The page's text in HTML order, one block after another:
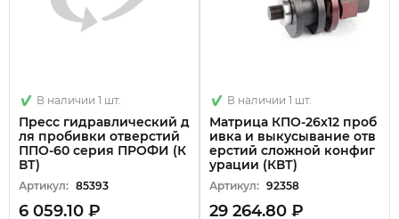
В наличии 1 шт.
Пресс гидравлический д
ля пробивки отверстий
ППО-60 серия ПРОФИ (К
ВТ)
Артикул: 85393
6 059.10 ₽
В наличии 1 шт.
Матрица КПО-26х12 проб
ивка и выкусывание отв
ерстий сложной конфиг
урации (КВТ)
Артикул: 92358
29 264.80 ₽